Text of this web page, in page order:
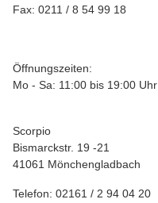
Fax: 0211 / 8 54 99 18
Öffnungszeiten:
Mo - Sa: 11:00 bis 19:00 Uhr
Scorpio
Bismarckstr. 19 -21
41061 Mönchengladbach
Telefon: 02161 / 2 94 04 20